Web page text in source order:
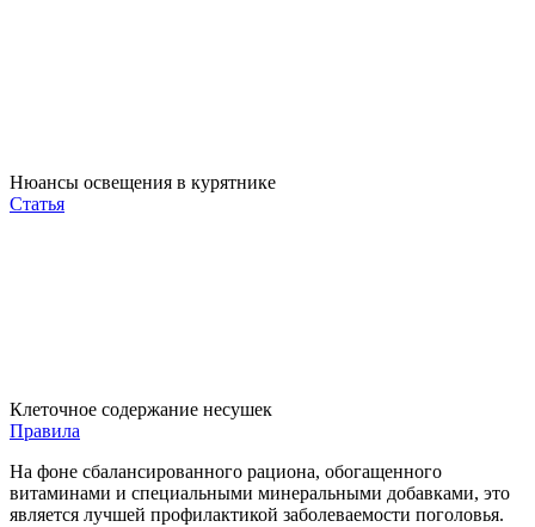
Нюансы освещения в курятнике
Статья
Клеточное содержание несушек
Правила
На фоне сбалансированного рациона, обогащенного
витаминами и специальными минеральными добавками, это
является лучшей профилактикой заболеваемости поголовья.